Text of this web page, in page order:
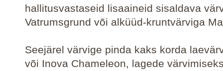
hallitusvastaseid lisaaineid sisaldava
Vatrumsgrund või alküüd-kruntvärviga
Seejärel värvige pinda kaks korda
või Inova Chameleon, lagede